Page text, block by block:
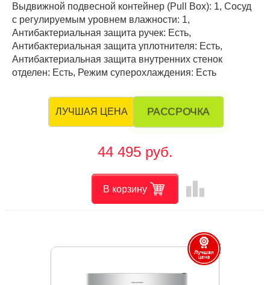
Выдвижной подвесной контейнер (Pull Box): 1, Cосуд
с регулируемым уровнем влажности: 1,
Антибактериальная защита ручек: Есть,
Антибактериальная защита уплотнителя: Есть,
Антибактериальная защита внутренних стенок
отделен: Есть, Режим суперохлаждения: Есть
ЛУЧШАЯ ЦЕНА РАССРОЧКА
44 495 руб.
В корзину leaderboard